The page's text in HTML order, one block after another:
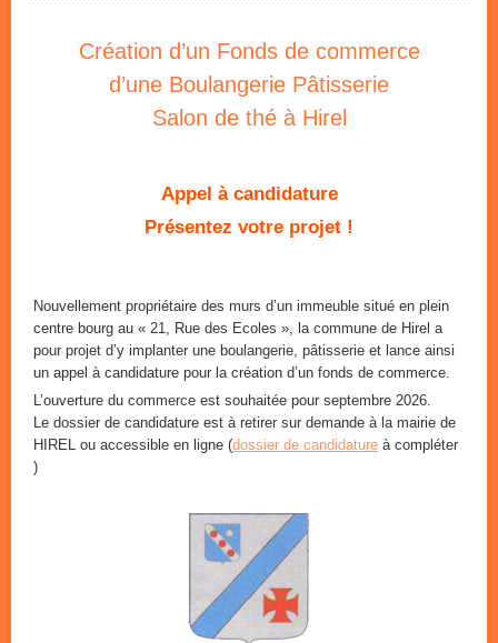
Création d’un Fonds de commerce
d’une Boulangerie Pâtisserie
Salon de thé à Hirel
Appel à candidature
Présentez votre projet !
Nouvellement propriétaire des murs d’un immeuble situé en plein
centre bourg au « 21, Rue des Ecoles », la commune de Hirel a
pour projet d’y implanter une boulangerie, pâtisserie et lance ainsi
un appel à candidature pour la création d’un fonds de commerce.
L’ouverture du commerce est souhaitée pour septembre 2026.
Le dossier de candidature est à retirer sur demande à la mairie de
HIREL ou accessible en ligne (dossier de candidature à compléter
)